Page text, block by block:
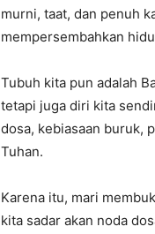
murni, taat, dan penuh
mempersembahkan
Tubuh kita pun adalah
tetapi juga diri kita
dosa, kebiasaan buruk,
Tuhan.
Karena itu, mari
kita sadar akan noda